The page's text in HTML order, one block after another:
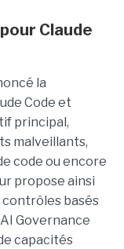
Claude
la
Code et
principal,
malveillants,
code ou encore
propose ainsi
contrôles basés
Governance
capacités